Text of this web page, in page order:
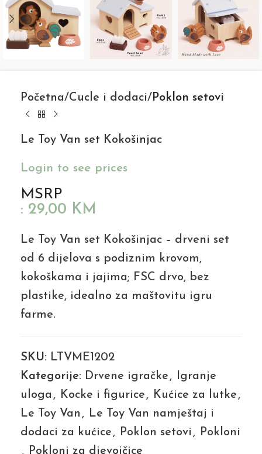
Početna Cucle i dodaci Poklon setovi
Le Toy Van set Kokošinjac
Login to see prices
MSRP
: 29,00 KM
Le Toy Van set Kokošinjac – drveni set
od 6 dijelova s podiznim krovom,
kokoškama i jajima; FSC drvo, bez
plastike, idealno za maštovitu igru
farme.
SKU: LTVME1202
Kategorije: Drvene igračke , Igranje
uloga , Kocke i figurice , Kućice za lutke ,
Le Toy Van , Le Toy Van namještaj i
dodaci za kućice , Poklon setovi , Pokloni
, Pokloni za djevojčice